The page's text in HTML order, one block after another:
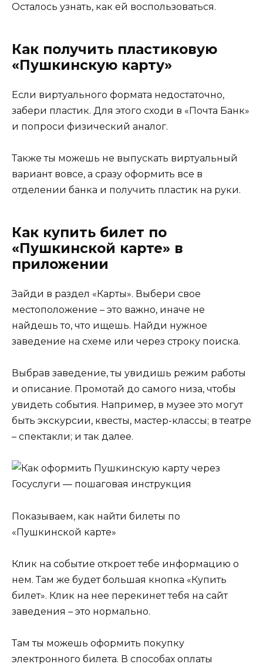
Осталось узнать, как ей воспользоваться.
Как получить пластиковую
«Пушкинскую карту»
Если виртуального формата недостаточно,
забери пластик. Для этого сходи в «Почта Банк»
и попроси физический аналог.
Также ты можешь не выпускать виртуальный
вариант вовсе, а сразу оформить все в
отделении банка и получить пластик на руки.
Как купить билет по
«Пушкинской карте» в
приложении
Зайди в раздел «Карты». Выбери свое
местоположение – это важно, иначе не
найдешь то, что ищешь. Найди нужное
заведение на схеме или через строку поиска.
Выбрав заведение, ты увидишь режим работы
и описание. Промотай до самого низа, чтобы
увидеть события. Например, в музее это могут
быть экскурсии, квесты, мастер-классы; в театре
– спектакли; и так далее.
Показываем, как найти билеты по
«Пушкинской карте»
Клик на событие откроет тебе информацию о
нем. Там же будет большая кнопка «Купить
билет». Клик на нее перекинет тебя на сайт
заведения – это нормально.
Там ты можешь оформить покупку
электронного билета. В способах оплаты